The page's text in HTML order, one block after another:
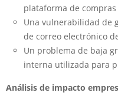
plataforma de
Una vulnerabilidad de
de correo electrónico
Un problema de baja
interna utilizada para
Análisis de impacto